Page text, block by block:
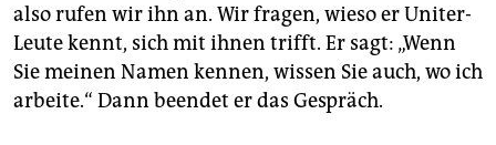
also rufen wir ihn an. Wir fragen, wieso er Uniter-
Leute kennt, sich mit ihnen trifft. Er sagt: „Wenn
Sie meinen Namen kennen, wissen Sie auch, wo ich
arbeite.“ Dann beendet er das Gespräch.